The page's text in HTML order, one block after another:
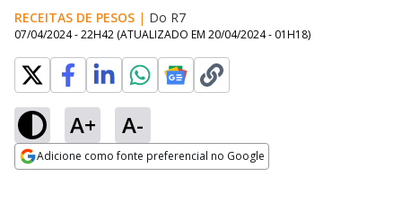
RECEITAS DE PESOS | Do R7
07/04/2024 - 22H42 (ATUALIZADO EM 20/04/2024 - 01H18)
A+ A-
Adicione como fonte preferencial no Google